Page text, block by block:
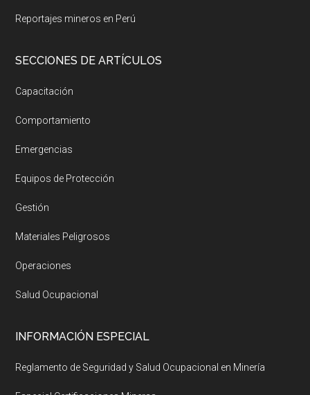
Reportajes mineros en Perú
SECCIONES DE ARTÍCULOS
Capacitación
Comportamiento
Emergencias
Equipos de Protección
Gestión
Materiales Peligrosos
Operaciones
Salud Ocupacional
INFORMACIÓN ESPECIAL
Reglamento de Seguridad y Salud Ocupacional en Minería